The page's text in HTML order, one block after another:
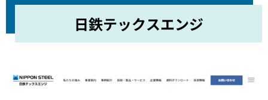
日鉄テックスエンジ